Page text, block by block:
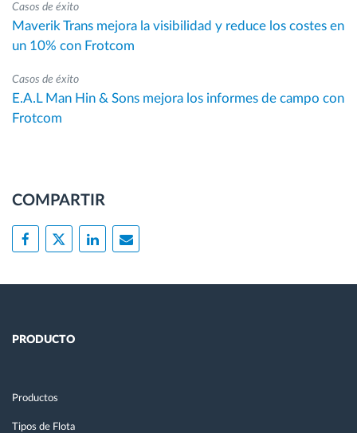
Casos de éxito
Maverik Trans mejora la visibilidad y reduce los costes en
un 10% con Frotcom
Casos de éxito
E.A.L Man Hin & Sons mejora los informes de campo con
Frotcom
COMPARTIR
PRODUCTO
Productos
Tipos de Flota